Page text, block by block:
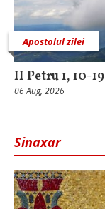
Apostolul zilei
II Petru 1, 10-19
06 Aug, 2026
Sinaxar